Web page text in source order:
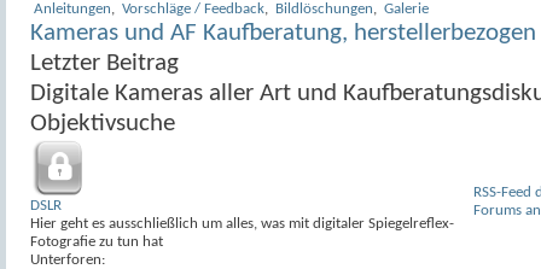
Anleitungen, Vorschläge / Feedback, Bildlöschungen, Galerie
Kameras und AF Kaufberatung, herstellerbezogen
Letzter Beitrag
Digitale Kameras aller Art und
Objektivsuche
DSLR
Hier geht es ausschließlich um alles, was mit digitaler Spiegelreflex-
Fotografie zu tun hat
Unterforen:
RSS-Feed
Forums